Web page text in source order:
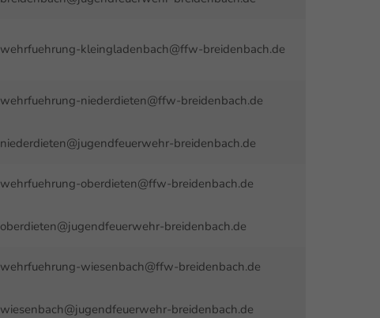
wehrfuehrung-kleingladenbach@ffw-breidenbach.de
wehrfuehrung-niederdieten@ffw-breidenbach.de
niederdieten@jugendfeuerwehr-breidenbach.de
wehrfuehrung-oberdieten@ffw-breidenbach.de
oberdieten@jugendfeuerwehr-breidenbach.de
wehrfuehrung-wiesenbach@ffw-breidenbach.de
wiesenbach@jugendfeuerwehr-breidenbach.de